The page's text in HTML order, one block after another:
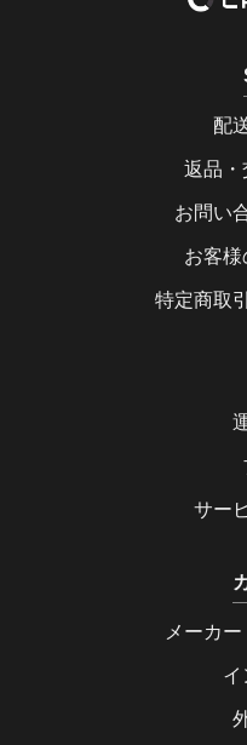
配
返品・
お問い
お客様
特定商取
サー
メーカ
イ